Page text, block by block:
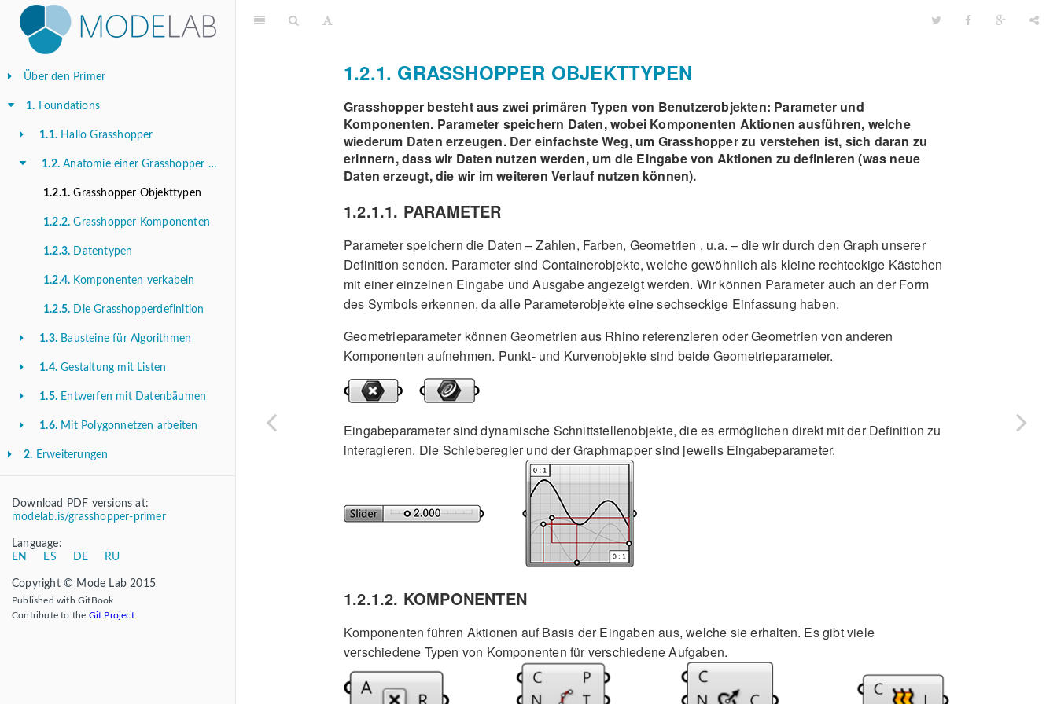
Über den Primer
1. Foundations
1.1. Hallo Grasshopper
1.2. Anatomie einer Grasshopper Definition
1.2.1. Grasshopper Objekttypen
1.2.2. Grasshopper Komponenten
1.2.3. Datentypen
1.2.4. Komponenten verkabeln
1.2.5. Die Grasshopperdefinition
1.3. Bausteine für Algorithmen
1.4. Gestaltung mit Listen
1.5. Entwerfen mit Datenbäumen
1.6. Mit Polygonnetzen arbeiten
2. Erweiterungen
Download PDF versions at:
modelab.is/grasshopper-primer
Language:
EN
ES DE RU
Copyright © Mode Lab 2015
Published with GitBook
Contribute to the Git Project
1.2.1. GRASSHOPPER OBJEKTTYPEN
Grasshopper besteht aus zwei primären Typen von Benutzerobjekten: Parameter und
Komponenten. Parameter speichern Daten, wobei Komponenten Aktionen ausführen, welche
wiederum Daten erzeugen. Der einfachste Weg, um Grasshopper zu verstehen ist, sich daran zu
erinnern, dass wir Daten nutzen werden, um die Eingabe von Aktionen zu definieren (was neue
Daten erzeugt, die wir im weiteren Verlauf nutzen können).
1.2.1.1. PARAMETER
Parameter speichern die Daten – Zahlen, Farben, Geometrien , u.a. – die wir durch den Graph unserer
Definition senden. Parameter sind Containerobjekte, welche gewöhnlich als kleine rechteckige Kästchen
mit einer einzelnen Eingabe und Ausgabe angezeigt werden. Wir können Parameter auch an der Form
des Symbols erkennen, da alle Parameterobjekte eine sechseckige Einfassung haben.
Geometrieparameter können Geometrien aus Rhino referenzieren oder Geometrien von anderen
Komponenten aufnehmen. Punkt- und Kurvenobjekte sind beide Geometrieparameter.
Eingabeparameter sind dynamische Schnittstellenobjekte, die es ermöglichen direkt mit der Definition zu
interagieren. Die Schieberegler und der Graphmapper sind jeweils Eingabeparameter.
1.2.1.2. KOMPONENTEN
Komponenten führen Aktionen auf Basis der Eingaben aus, welche sie erhalten. Es gibt viele
verschiedene Typen von Komponenten für verschiedene Aufgaben.